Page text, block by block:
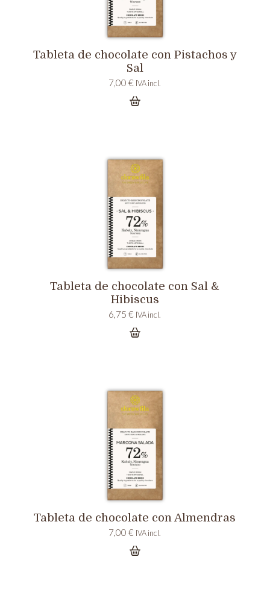
Tableta de chocolate con Pistachos y
Sal
7,00€ IVA incl.
Tableta de chocolate con Sal &
Hibiscus
6,75€ IVA incl.
Tableta de chocolate con Almendras
7,00€ IVA incl.